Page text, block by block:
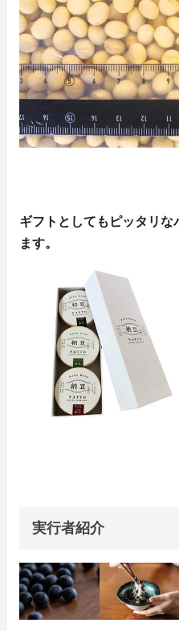
ギフトとしてもピッタリな
ます。
実行者紹介